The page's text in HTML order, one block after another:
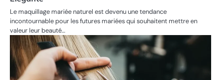
Le maquillage mariée naturel est devenu une tendance
incontournable pour les futures mariées qui souhaitent mettre en
valeur leur beauté…